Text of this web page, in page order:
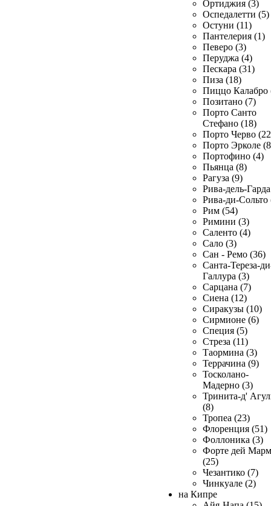
Ортиджия (3)
Оспедалетти (5)
Остуни (11)
Пантелерия (1)
Певеро (3)
Перуджа (4)
Пескара (31)
Пиза (18)
Пиццо Калабро
Позитано (7)
Порто Санто
Стефано (18)
Порто Черво
Порто Эрколе
Портофино (4)
Пьянца (8)
Рагуза (9)
Рива-дель-
Рива-ди-Сольто
Рим (54)
Римини (3)
Саленто (4)
Сало (3)
Сан - Ремо (36)
Санта-Тереза-
Галлура (3)
Сарцана (7)
Сиена (12)
Сиракузы (10)
Сирмионе (6)
Специя (5)
Стреза (11)
Таормина (3)
Террачина (9)
Тосколано-
Мадерно (3)
Тринита-д'
(8)
Тропеа (23)
Флоренция (51)
Фоллоника (3)
Форте дей
(25)
Чезантико (7)
Чинкуале (2)
на Кипре